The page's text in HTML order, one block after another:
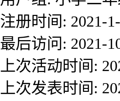
注册时间: 2021-
最后访问: 2021-
上次活动时间:
上次发表时间: